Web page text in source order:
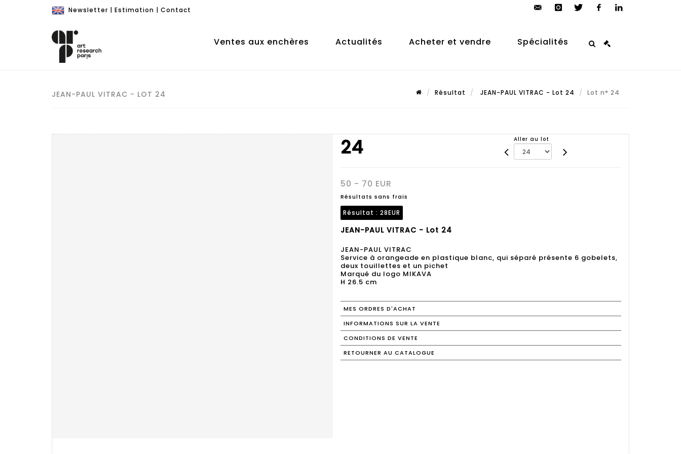
Newsletter | Estimation | Contact
auction.com
Ventes aux enchères Actualités Acheter et vendre Spécialités
JEAN-PAUL VITRAC - LOT 24 Résultat JEAN-PAUL VITRAC - Lot 24 Lot n° 24
24 Aller au lot
50 - 70 EUR
Résultats sans frais
Résultat : 28EUR
JEAN-PAUL VITRAC - Lot 24
JEAN-PAUL VITRAC
Service à orangeade en plastique blanc, qui séparé présente 6 gobelets,
deux touillettes et un pichet
Marqué du logo MIKAVA
H 26.5 cm
MES ORDRES D'ACHAT
INFORMATIONS SUR LA VENTE
CONDITIONS DE VENTE
RETOURNER AU CATALOGUE